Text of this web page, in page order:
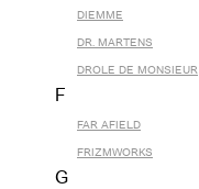
DIEMME
DR. MARTENS
DROLE DE MONSIEUR
F
FAR AFIELD
FRIZMWORKS
G